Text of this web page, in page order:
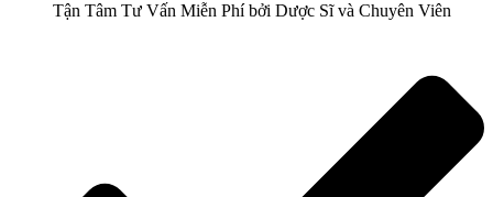
Tận Tâm Tư Vấn Miễn Phí bởi Dược Sĩ và Chuyên Viên